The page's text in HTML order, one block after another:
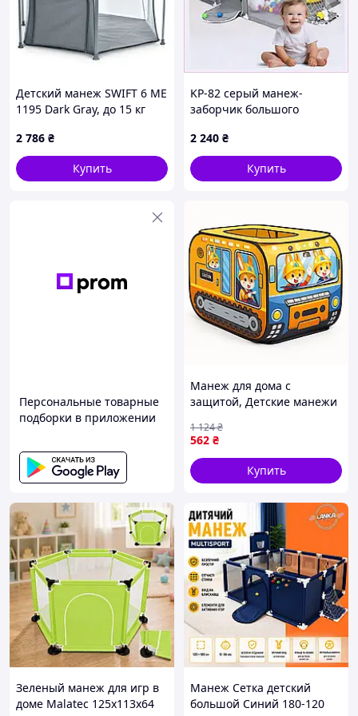
а
родителям - спокойствие
Детский манеж SWIFT 6 ME
1195 Dark Gray, до 15 кг
2 786 ₴
Купить
KP-82 серый манеж-
заборчик большого
4197A0KP04
2 240 ₴
Купить
Персональные товарные
подборки в приложении
Манеж для дома с
защитой, Детские манежи
детей от трех лет SJ-99
562 ₴
1 124₴
Купить
Зеленый манеж для игр в
доме Malatec 125х113х64
Манеж Сетка детский
большой Синий 180-120